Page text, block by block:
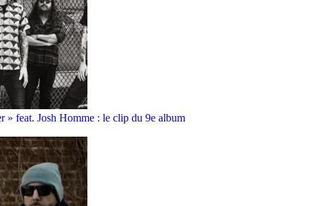
» feat. Josh Homme : le clip du 9e album